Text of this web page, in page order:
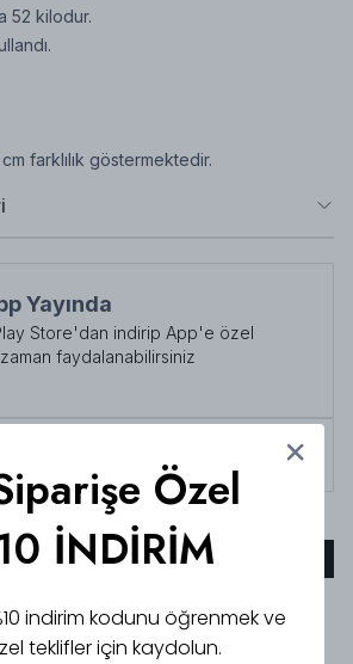
52 kilodur.
farklılık göstermektedir.
Yayında
Store'dan indirip App'e özel
faydalanabilirsiniz
Özel
İNDİRİM
indirim kodunu öğrenmek ve
teklifler için kaydolun.